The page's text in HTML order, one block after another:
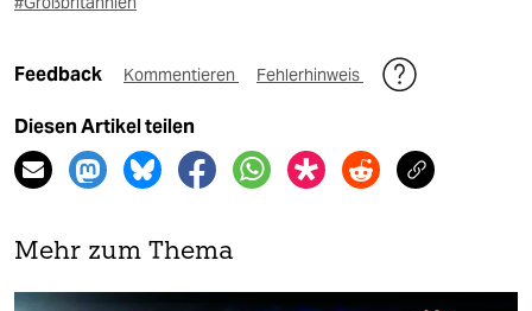
Feedback Kommentieren Fehlerhinweis
Diesen Artikel teilen
Mehr zum Thema